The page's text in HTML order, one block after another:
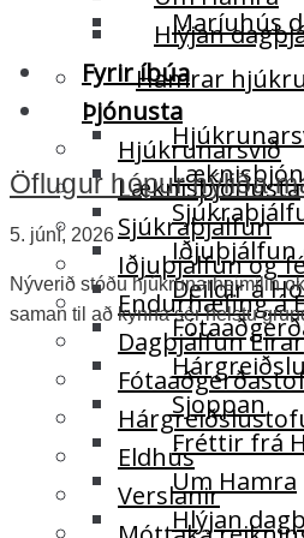
Hlýjan
Fyrir íbúa
Þjónusta
Hjúkrunarsvið
Læknisþjónusta
Sjúkraþjálfun
Iðjuþjálfun og
Endurhæfing á
Dagþjálfun Eirar
Eldhús
Verslanir
Maríuhús
Hamrar
Iðjuþjálfun
Deildir á
Sjoppan
Fréttir frá
Um Hamra
Hlýjan
Öflugur hópur nýliða
5. júní, 2026
Nýverið stóðu hjúkrunarheimilin
saman til að kynna sér helstu